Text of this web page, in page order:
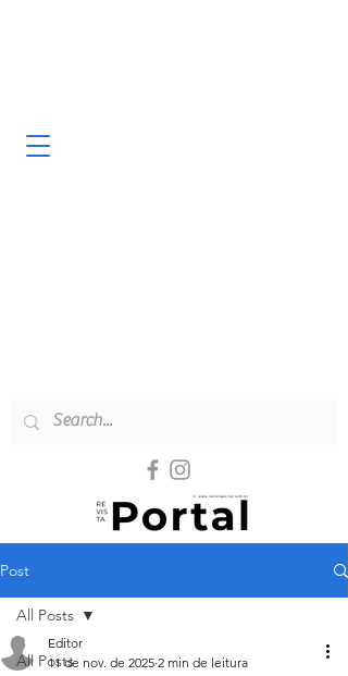
Post
All Posts
All Posts
Editor
11 de nov. de 2025 2 min de leitura